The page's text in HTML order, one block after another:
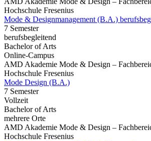
Hochschule Fresenius
Mode & Designmanagement (B.A.)
7 Semester
berufsbegleitend
Bachelor of Arts
Online-Campus
AMD Akademie Mode & Design –
Hochschule Fresenius
Mode Design (B.A.)
7 Semester
Vollzeit
Bachelor of Arts
mehrere Orte
AMD Akademie Mode & Design –
Hochschule Fresenius